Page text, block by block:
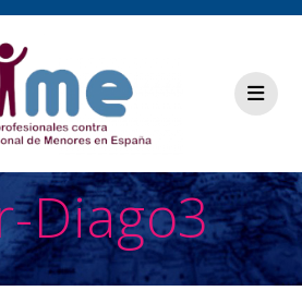
contenido
Diago3